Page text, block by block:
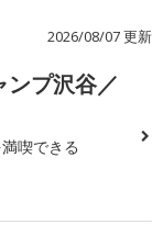
2026/08/07 更新
ンプ沢谷／
喫できる